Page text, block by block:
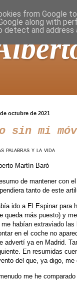
octubre de 2021
sin mi
palabras y la vida
Martín Baró
de mantener con
tanto de este
ido a El Espinar para
queda más puesto) y
me habían extraviado
en el coche no
advertí ya en Madrid.
En resumidas
del que, ya digo, me
me he
from Google
along with
and address